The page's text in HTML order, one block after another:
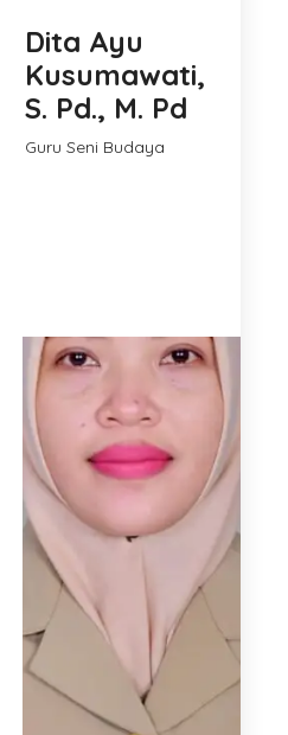
Dita Ayu
Kusumawati,
S. Pd., M. Pd
Guru Seni Budaya